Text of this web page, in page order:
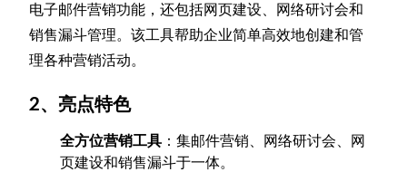
电子邮件营销功能，还包括网页建设、网络研讨会和
销售漏斗管理。该工具帮助企业简单高效地创建和管
理各种营销活动。
2、亮点特色
全方位营销工具 ：集邮件营销、网络研讨会、网
页建设和销售漏斗于一体。